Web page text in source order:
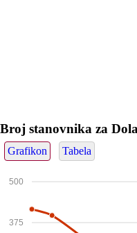
Broj stanovnika za
Grafikon Tabela
375
500